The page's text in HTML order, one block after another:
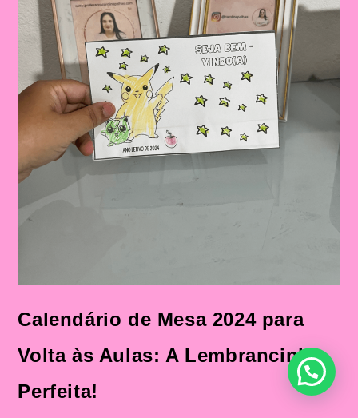
Calendário de Mesa 2024 para
Volta às Aulas: A Lembrancinha
Perfeita!